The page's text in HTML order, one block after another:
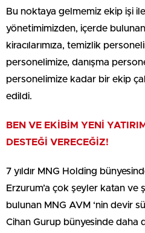
Bu noktaya gelmemiz ekip işi
yönetimimizden, içerde
kiracılarımıza, temizlik
personelimize, danışma
personelimize kadar bir ekip
edildi.
BEN VE EKİBİM YENİ
DESTEĞİ VERECEĞİZ!
7 yıldır MNG Holding
Erzurum’a çok şeyler katan ve
bulunan MNG AVM ‘nin devir
Cihan Gurup bünyesinde daha